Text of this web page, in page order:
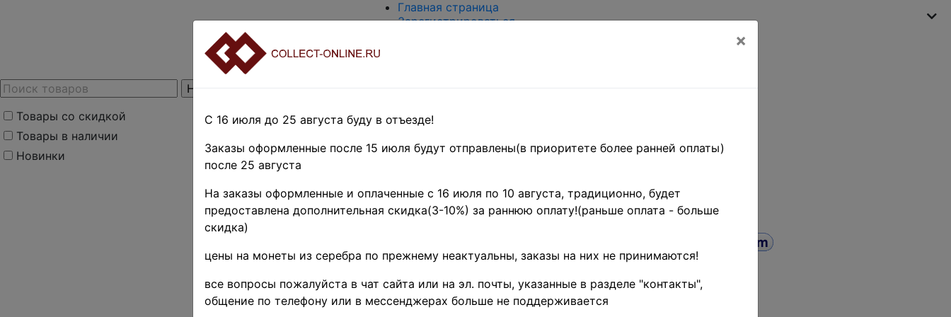
Товары со скидкой
Товары в наличии
Новинки
Главная страница
Зарегистрироваться
Оценка и покупка
Поиск по магазину
Главная
Филателия
»
»
в
альбомах
×
С 16 июля до 25 августа буду в отъезде!
Заказы оформленные после 15 июля будут отправлены(в приоритете более ранней оплаты)
после 25 августа
На заказы оформленные и оплаченные с 16 июля по 10 августа, традиционно, будет
предоставлена дополнительная скидка(3-10%) за раннюю оплату!(раньше оплата - больше
скидка)
цены на монеты из серебра по прежнему неактуальны, заказы на них не принимаются!
все вопросы пожалуйста в чат сайта или на эл. почты, указанные в разделе "контакты",
общение по телефону или в мессенджерах больше не поддерживается